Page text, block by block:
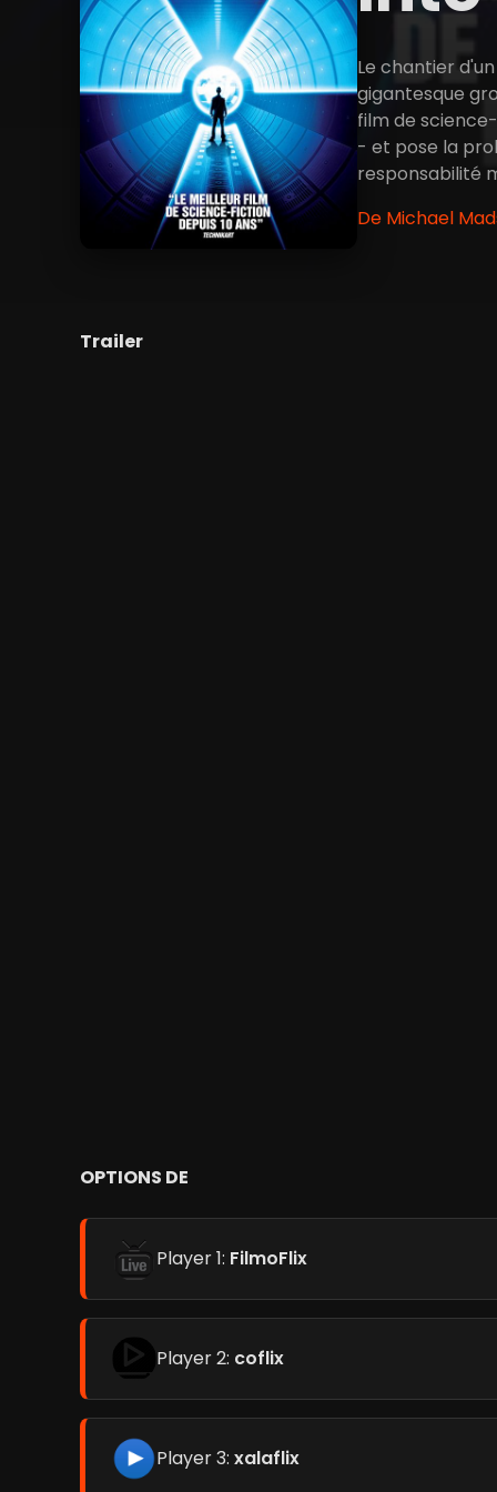
Le chantier
gigantesque
film de
- et pose la
responsabilité
De Michael
Trailer
OPTIONS DE
Player 1: FilmoFlix
Player 2: coflix
Player 3: xalaflix